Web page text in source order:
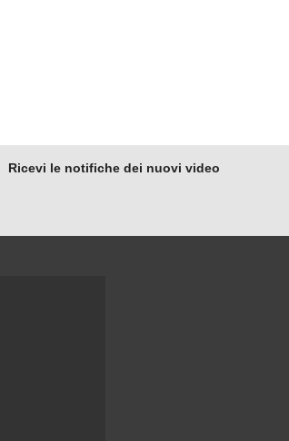
Ricevi le notifiche dei nuovi video